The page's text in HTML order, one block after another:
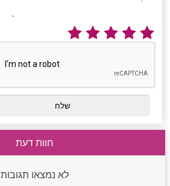
חוות דעת
לא נמצאו תגובות